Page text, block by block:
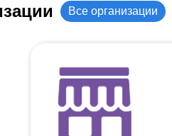
Все организации